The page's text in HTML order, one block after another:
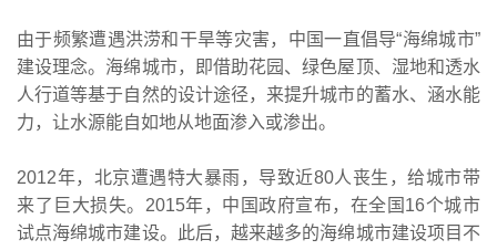
由于频繁遭遇洪涝和干旱等灾害，中国一直倡导“海绵城市”
建设理念。海绵城市，即借助花园、绿色屋顶、湿地和透水
人行道等基于自然的设计途径，来提升城市的蓄水、涵水能
力，让水源能自如地从地面渗入或渗出。
2012年，北京遭遇特大暴雨，导致近80人丧生，给城市带
来了巨大损失。2015年，中国政府宣布，在全国16个城市
试点海绵城市建设。此后，越来越多的海绵城市建设项目不